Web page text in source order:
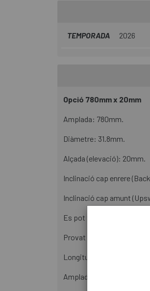
TEMPORADA 2026
Opció 780mm x 20mm
Amplada: 780mm.
Diàmetre: 31.8mm.
Alçada (elevació): 20mm.
Inclinació cap enrere
Inclinació cap amunt
Es pot tallar fins a una
Provat segons: Categoria
Longitud de la zona de
Amplada màxima de